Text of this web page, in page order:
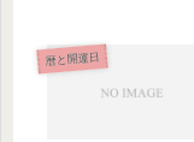
暦と開運日